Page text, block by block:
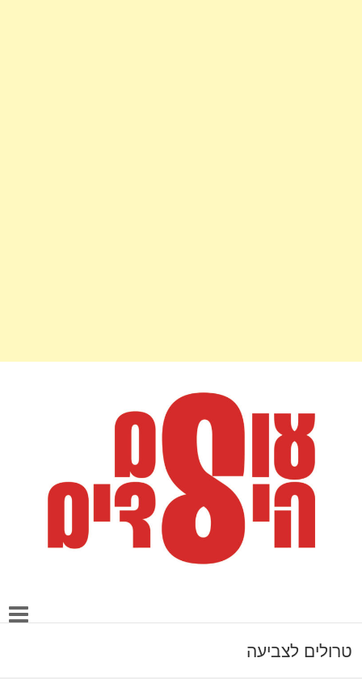
טרולים לצביעה